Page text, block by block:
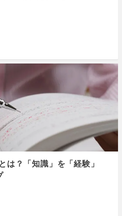
は？「知識」を「経験」